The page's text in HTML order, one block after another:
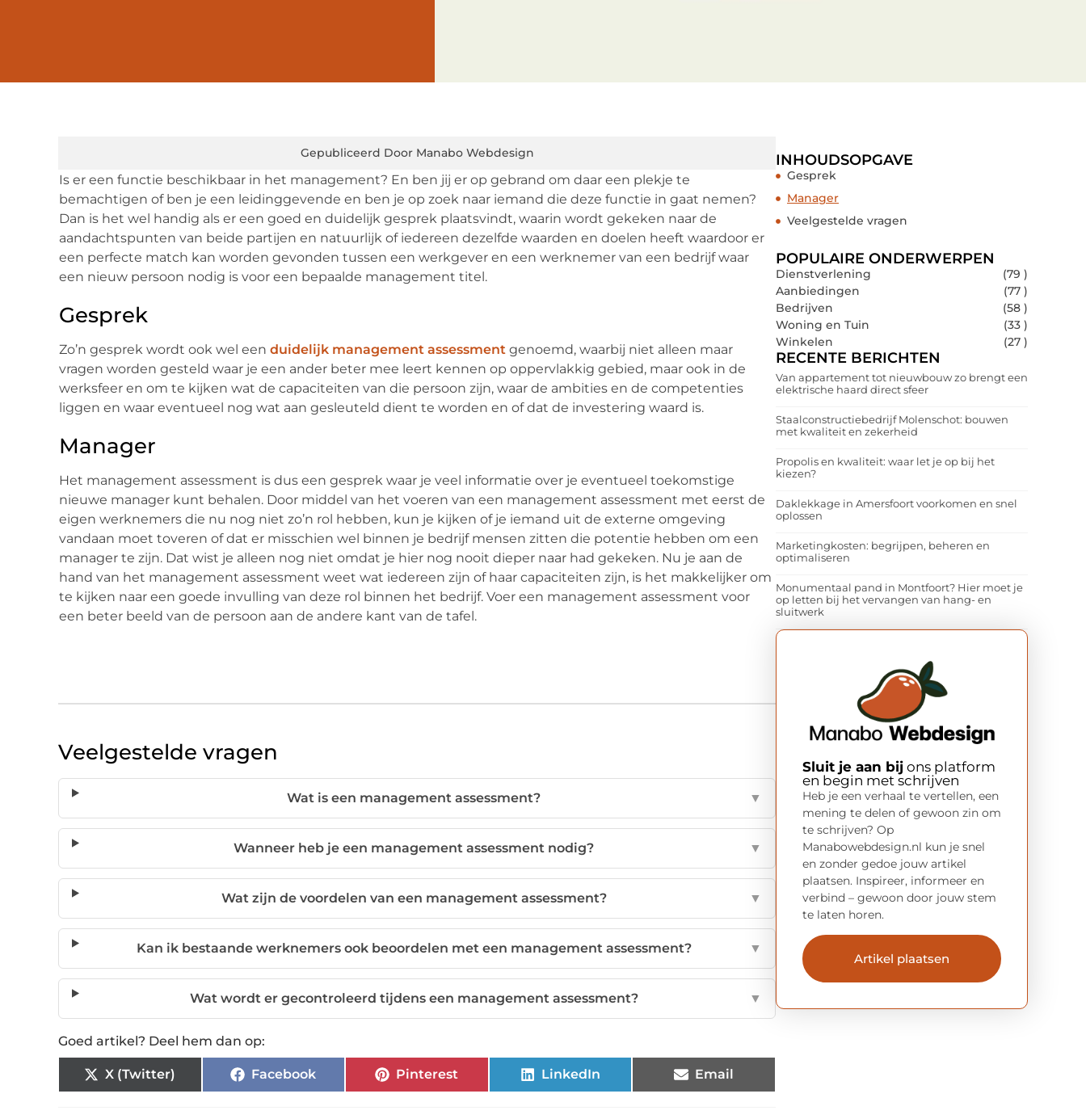
Gepubliceerd Door Manabo Webdesign
Is er een functie beschikbaar in het management? En ben jij er op gebrand om daar een plekje te
bemachtigen of ben je een leidinggevende en ben je op zoek naar iemand die deze functie in gaat nemen?
Dan is het wel handig als er een goed en duidelijk gesprek plaatsvindt, waarin wordt gekeken naar de
aandachtspunten van beide partijen en natuurlijk of iedereen dezelfde waarden en doelen heeft waardoor er
een perfecte match kan worden gevonden tussen een werkgever en een werknemer van een bedrijf waar
een nieuw persoon nodig is voor een bepaalde management titel.
Gesprek
Zo’n gesprek wordt ook wel een duidelijk management assessment genoemd, waarbij niet alleen maar
vragen worden gesteld waar je een ander beter mee leert kennen op oppervlakkig gebied, maar ook in de
werksfeer en om te kijken wat de capaciteiten van die persoon zijn, waar de ambities en de competenties
liggen en waar eventueel nog wat aan gesleuteld dient te worden en of dat de investering waard is.
Manager
Het management assessment is dus een gesprek waar je veel informatie over je eventueel toekomstige
nieuwe manager kunt behalen. Door middel van het voeren van een management assessment met eerst de
eigen werknemers die nu nog niet zo’n rol hebben, kun je kijken of je iemand uit de externe omgeving
vandaan moet toveren of dat er misschien wel binnen je bedrijf mensen zitten die potentie hebben om een
manager te zijn. Dat wist je alleen nog niet omdat je hier nog nooit dieper naar had gekeken. Nu je aan de
hand van het management assessment weet wat iedereen zijn of haar capaciteiten zijn, is het makkelijker om
te kijken naar een goede invulling van deze rol binnen het bedrijf. Voer een management assessment voor
een beter beeld van de persoon aan de andere kant van de tafel.
Veelgestelde vragen
Wat is een management assessment? ▼
Wanneer heb je een management assessment nodig? ▼
Wat zijn de voordelen van een management assessment? ▼
Kan ik bestaande werknemers ook beoordelen met een management assessment? ▼
Wat wordt er gecontroleerd tijdens een management assessment? ▼
Goed artikel? Deel hem dan op:
X (Twitter) Facebook Pinterest LinkedIn Email
INHOUDSOPGAVE
Gesprek
Manager
Veelgestelde vragen
POPULAIRE ONDERWERPEN
Dienstverlening
(79 )
Aanbiedingen
(77 )
Bedrijven
(58 )
Woning en Tuin
(33 )
Winkelen
(27 )
RECENTE BERICHTEN
Van appartement tot nieuwbouw zo brengt een
elektrische haard direct sfeer
Staalconstructiebedrijf Molenschot: bouwen
met kwaliteit en zekerheid
Propolis en kwaliteit: waar let je op bij het
kiezen?
Daklekkage in Amersfoort voorkomen en snel
oplossen
Marketingkosten: begrijpen, beheren en
optimaliseren
Monumentaal pand in Montfoort? Hier moet je
op letten bij het vervangen van hang- en
sluitwerk
Sluit je aan bij ons platform
en begin met schrijven
Heb je een verhaal te vertellen, een
mening te delen of gewoon zin om
te schrijven? Op
Manabowebdesign.nl kun je snel
en zonder gedoe jouw artikel
plaatsen. Inspireer, informeer en
verbind – gewoon door jouw stem
te laten horen.
Artikel plaatsen